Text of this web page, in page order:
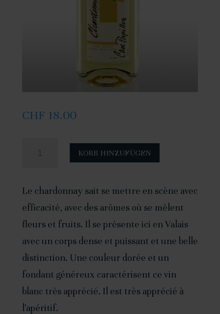
CHF 18.00
2023
-
75cl
KORB HINZUFÜGEN
A
l
e
r
n
a
t
i
v
Le chardonnay sait se mettre en scène avec
efficacité, avec des arômes où se mêlent
fleurs et fruits. Il se présente ici en Valais
avec un corps dense et puissant et une belle
distinction. Une couleur dorée et un
fondant généreux caractérisent ce vin
blanc très apprécié. Il est très apprécié à
l'apéritif.